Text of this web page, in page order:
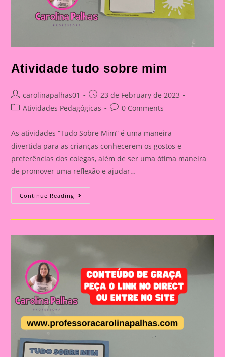
Atividade tudo sobre mim
Post
author:
carolinapalhas01
Post
published:
23 de February de 2023
PostAtividades Pedagógicas
Post0 Comments
As atividades “Tudo Sobre Mim” é uma maneira
divertida para as crianças conhecerem os gostos e
preferências dos colegas, além de ser uma ótima maneira
de promover uma reflexão e ajudar…
Continue Reading Atividade
Tudo
Mim